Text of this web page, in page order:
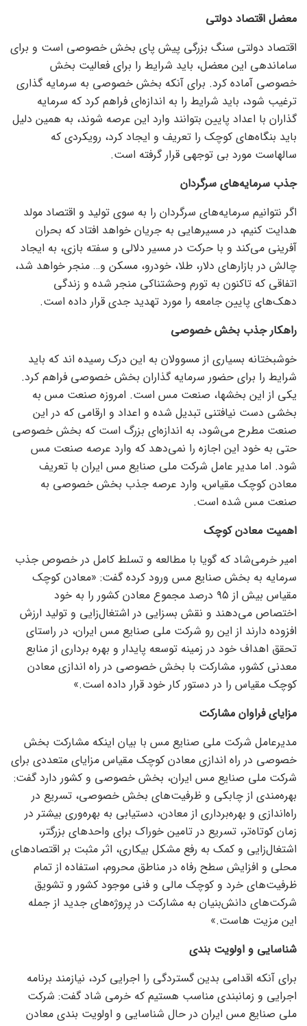
معضل اقتصاد دولتی
اقتصاد دولتی سنگ بزرگی پیش پای بخش خصوصی است و برای
ساماندهی این معضل، باید شرایط را برای فعالیت بخش
خصوصی آماده کرد. برای آنکه بخش خصوصی به سرمایه گذاری
ترغیب شود، باید شرایط را به اندازه‌ای فراهم کرد که سرمایه
گذاران با اعداد پایین بتوانند وارد این عرصه شوند، به همین دلیل
باید بنگاه‌های کوچک را تعریف و ایجاد کرد، رویکردی که
سالهاست مورد بی توجهی قرار گرفته است.
جذب سرمایه‌های سرگردان
اگر نتوانیم سرمایه‌های سرگردان را به سوی تولید و اقتصاد مولد
هدایت کنیم، در مسیر‌هایی به جریان خواهد افتاد که بحران
آفرینی می‌کند و با حرکت در مسیر دلالی و سفته بازی، به ایجاد
چالش در بازار‌های دلار، طلا، خودرو، مسکن و… منجر خواهد شد،
اتفاقی که تاکنون به تورم وحشتناکی منجر شده و زندگی
دهک‌های پایین جامعه را مورد تهدید جدی قرار داده است.
راهکار جذب بخش خصوصی
خوشبختانه بسیاری از مسوولان به این درک رسیده اند که باید
شرایط را برای حضور سرمایه گذاران بخش خصوصی فراهم کرد.
یکی از این بخشها، صنعت مس است. امروزه صنعت مس به
بخشی دست نیافتنی تبدیل شده و اعداد و ارقامی که در این
صنعت مطرح می‌شود، به اندازه‌ای بزرگ است که بخش خصوصی
حتی به خود این اجازه را نمی‌دهد که وارد عرصه صنعت مس
شود. اما مدیر عامل شرکت ملی صنایع مس ایران با تعریف
معادن کوچک مقیاس، وارد عرصه جذب بخش خصوصی به
صنعت مس شده است.
اهمیت معادن کوچک
امیر خرمی‌شاد که گویا با مطالعه و تسلط کامل در خصوص جذب
سرمایه به بخش صنایع مس ورود کرده گفت: «معادن کوچک
مقیاس بیش از ۹۵ درصد مجموع معادن کشور را به خود
اختصاص می‌دهند و نقش بسزایی در اشتغال‌زایی و تولید ارزش
افزوده دارند از این رو شرکت ملی صنایع مس ایران، در راستای
تحقق اهداف خود در زمینه توسعه پایدار و بهره برداری از منابع
معدنی کشور، مشارکت با بخش خصوصی در راه اندازی معادن
کوچک مقیاس را در دستور کار خود قرار داده است.»
مزایای فراوان مشارکت
مدیرعامل شرکت ملی صنایع مس با بیان اینکه مشارکت بخش
خصوصی در راه اندازی معادن کوچک مقیاس مزایای متعددی برای
شرکت ملی صنایع مس ایران، بخش خصوصی و کشور دارد گفت:
بهره‌مندی از چابکی و ظرفیت‌های بخش خصوصی، تسریع در
راه‌اندازی و بهره‌برداری از معادن، دستیابی به بهره‌وری بیشتر در
زمان کوتاه‌تر، تسریع در تامین خوراک برای واحد‌های بزرگتر،
اشتغال‌زایی و کمک به رفع مشکل بیکاری، اثر مثبت بر اقتصاد‌های
محلی و افزایش سطح رفاه در مناطق محروم، استفاده از تمام
ظرفیت‌های خرد و کوچک مالی و فنی موجود کشور و تشویق
شرکت‌های دانش‌بنیان به مشارکت در پروژه‌های جدید از جمله
این مزیت هاست.»
شناسایی و اولویت بندی
برای آنکه اقدامی بدین گستردگی را اجرایی کرد، نیازمند برنامه
اجرایی و زمانبندی مناسب هستیم که خرمی شاد گفت: شرکت
ملی صنایع مس ایران در حال شناسایی و اولویت بندی معادن